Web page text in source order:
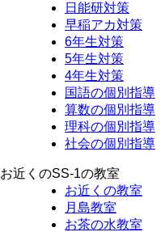
日能研対策
早稲アカ対策
6年生対策
5年生対策
4年生対策
国語の個別指導
算数の個別指導
理科の個別指導
社会の個別指導
お近くのSS-1の教室
お近くの教室
月島教室
お茶の水教室